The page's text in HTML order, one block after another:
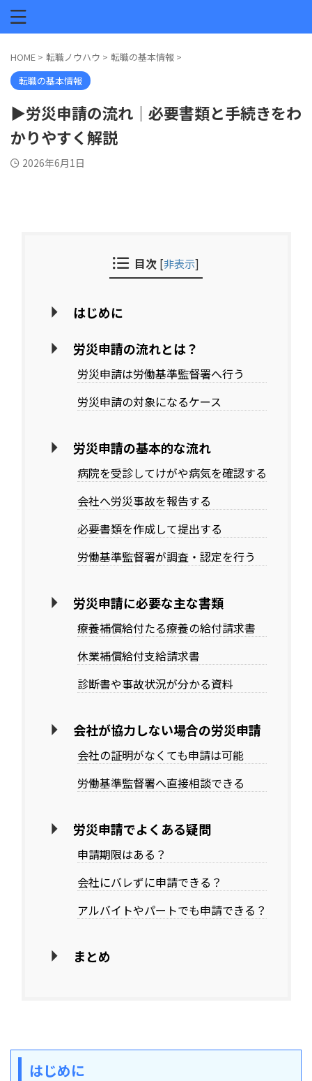
HOME > 転職ノウハウ > 転職の基本情報 >
転職の基本情報
▶労災申請の流れ｜必要書類と手続きをわ
かりやすく解説
2026年6月1日
目次 [非表示]
はじめに
労災申請の流れとは？
労災申請は労働基準監督署へ行う
労災申請の対象になるケース
労災申請の基本的な流れ
病院を受診してけがや病気を確認する
会社へ労災事故を報告する
必要書類を作成して提出する
労働基準監督署が調査・認定を行う
労災申請に必要な主な書類
療養補償給付たる療養の給付請求書
休業補償給付支給請求書
診断書や事故状況が分かる資料
会社が協力しない場合の労災申請
会社の証明がなくても申請は可能
労働基準監督署へ直接相談できる
労災申請でよくある疑問
申請期限はある？
会社にバレずに申請できる？
アルバイトやパートでも申請できる？
まとめ
はじめに